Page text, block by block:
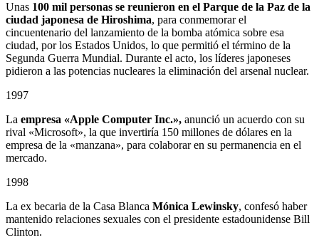
Unas 100 mil personas se reunieron en el Parque de la Paz de la
ciudad japonesa de Hiroshima, para conmemorar el
cincuentenario del lanzamiento de la bomba atómica sobre esa
ciudad, por los Estados Unidos, lo que permitió el término de la
Segunda Guerra Mundial. Durante el acto, los líderes japoneses
pidieron a las potencias nucleares la eliminación del arsenal nuclear.
1997
La empresa «Apple Computer Inc.», anunció un acuerdo con su
rival «Microsoft», la que invertiría 150 millones de dólares en la
empresa de la «manzana», para colaborar en su permanencia en el
mercado.
1998
La ex becaria de la Casa Blanca Mónica Lewinsky, confesó haber
mantenido relaciones sexuales con el presidente estadounidense Bill
Clinton.